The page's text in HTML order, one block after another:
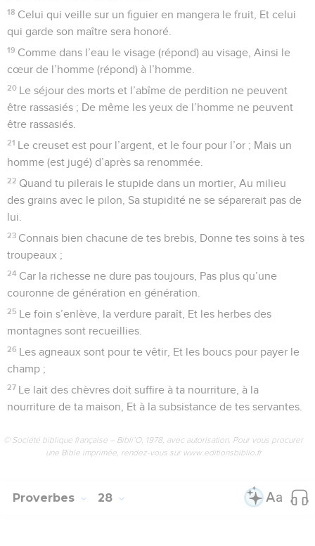
18 Celui qui veille sur un figuier en mangera le fruit, Et celui
qui garde son maître sera honoré.
19 Comme dans l’eau le visage (répond) au visage, Ainsi le
cœur de l’homme (répond) à l’homme.
20 Le séjour des morts et l’abîme de perdition ne peuvent
être rassasiés ; De même les yeux de l’homme ne peuvent
être rassasiés.
21 Le creuset est pour l’argent, et le four pour l’or ; Mais un
homme (est jugé) d’après sa renommée.
22 Quand tu pilerais le stupide dans un mortier, Au milieu
des grains avec le pilon, Sa stupidité ne se séparerait pas de
lui.
23 Connais bien chacune de tes brebis, Donne tes soins à tes
troupeaux ;
24 Car la richesse ne dure pas toujours, Pas plus qu’une
couronne de génération en génération.
25 Le foin s’enlève, la verdure paraît, Et les herbes des
montagnes sont recueillies.
26 Les agneaux sont pour te vêtir, Et les boucs pour payer le
champ ;
27 Le lait des chèvres doit suffire à ta nourriture, à la
nourriture de ta maison, Et à la subsistance de tes servantes.
© Société biblique française – Bibli’O, 1978, avec autorisation. Pour vous procurer
une Bible imprimée, rendez-vous sur www.editionsbiblio.fr
Proverbes 28